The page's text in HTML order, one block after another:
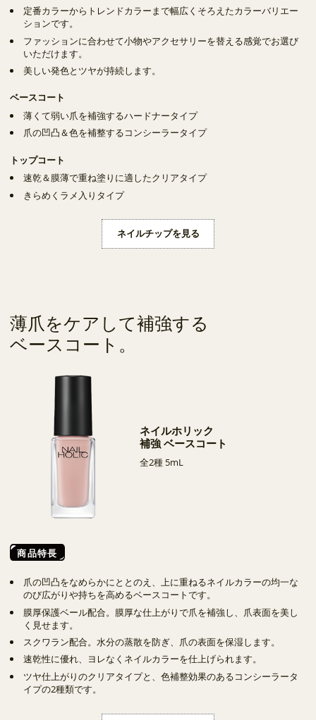
定番カラーからトレンドカラーまで幅広くそろえたカラーバリエー
ションです。
ファッションに合わせて小物やアクセサリーを替える感覚でお選び
いただけます。
美しい発色とツヤが持続します。
ベースコート
薄くて弱い爪を補強するハードナータイプ
爪の凹凸＆色を補整するコンシーラータイプ
トップコート
速乾＆膜薄で重ね塗りに適したクリアタイプ
きらめくラメ入りタイプ
ネイルチップを見る
薄爪をケアして補強する
ベースコート。
ネイルホリック
補強 ベースコート
全2種 5mL
商品特長
爪の凹凸をなめらかにととのえ、上に重ねるネイルカラーの均一な
のび広がりや持ちを高めるベースコートです。
膜厚保護ベール配合。膜厚な仕上がりで爪を補強し、爪表面を美し
く見せます。
スクワラン配合。水分の蒸散を防ぎ、爪の表面を保湿します。
速乾性に優れ、ヨレなくネイルカラーを仕上げられます。
ツヤ仕上がりのクリアタイプと、色補整効果のあるコンシーラータ
イプの2種類です。